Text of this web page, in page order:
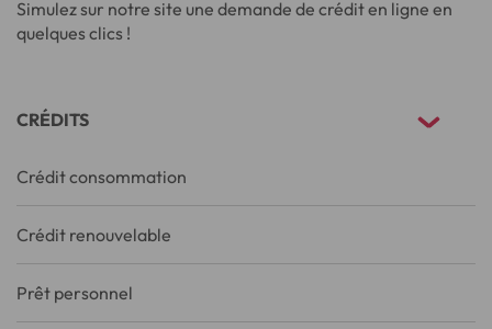
Simulez sur notre site une demande de crédit en ligne en
quelques clics !
CRÉDITS
Crédit consommation
Crédit renouvelable
Prêt personnel